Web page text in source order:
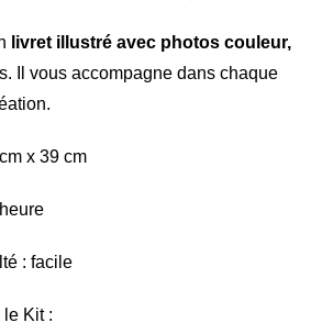
livret illustré avec photos couleur,
Il vous accompagne dans chaque
x 39 cm
: facile
le Kit :